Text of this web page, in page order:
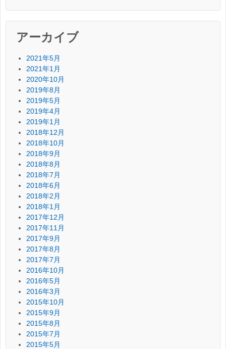
アーカイブ
2021年5月
2021年1月
2020年10月
2019年8月
2019年5月
2019年4月
2019年1月
2018年12月
2018年10月
2018年9月
2018年8月
2018年7月
2018年6月
2018年2月
2018年1月
2017年12月
2017年11月
2017年9月
2017年8月
2017年7月
2016年10月
2016年5月
2016年3月
2015年10月
2015年9月
2015年8月
2015年7月
2015年5月